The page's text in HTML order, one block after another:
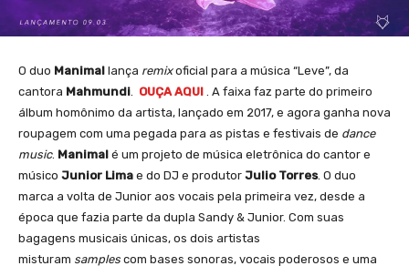
O duo Manimal lança remixoficial para a música “Leve”, da
cantora Mahmundi. OUÇA AQUI . A faixa faz parte do primeiro
álbum homônimo da artista, lançado em 2017, e agora ganha nova
roupagem com uma pegada para as pistas e festivais de dance
music. Manimal é um projeto de música eletrônica do cantor e
músico Junior Lima e do DJ e produtor Julio Torres. O duo
marca a volta de Junior aos vocais pela primeira vez, desde a
época que fazia parte da dupla Sandy & Junior. Com suas
bagagens musicais únicas, os dois artistas
misturam samples com bases sonoras, vocais poderosos e uma